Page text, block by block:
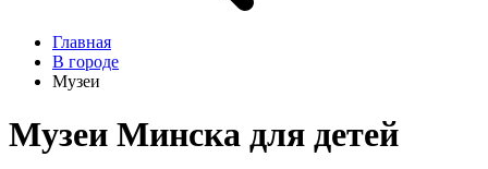
Главная
В городе
Музеи
Музеи Минска для детей